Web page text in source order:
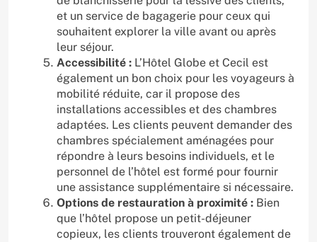
et un service de bagagerie pour ceux qui
souhaitent explorer la ville avant ou après
leur séjour.
Accessibilité : L’Hôtel Globe et Cecil est
également un bon choix pour les voyageurs à
mobilité réduite, car il propose des
installations accessibles et des chambres
adaptées. Les clients peuvent demander des
chambres spécialement aménagées pour
répondre à leurs besoins individuels, et le
personnel de l’hôtel est formé pour fournir
une assistance supplémentaire si nécessaire.
Options de restauration à proximité : Bien
que l’hôtel propose un petit-déjeuner
copieux, les clients trouveront également de